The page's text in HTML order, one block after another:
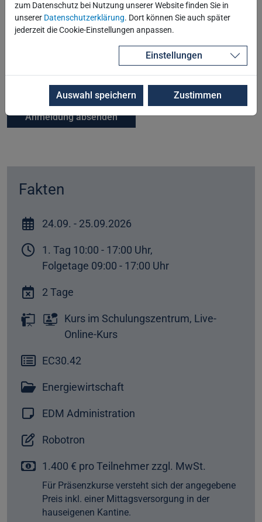
Teilnahmebedingungen
Teilnahmebedingungender Robotron
Datenbank-Software GmbH.
Fakten
24.09. - 25.09.2026
1. Tag 10:00 - 17:00 Uhr,
Folgetage 09:00 - 17:00 Uhr
2 Tage
Kurs im Schulungszentrum, Live-
Online-Kurs
EC30.42
Energiewirtschaft
EDM Administration
Robotron
1.400 € pro Teilnehmer zzgl. MwSt.
Für Präsenzkurse versteht sich der angegebene
Preis inkl. einer Mittagsversorgung in der
hauseigenen Kantine.
zum Datenschutz bei Nutzung unserer Website finden Sie in
unserer Datenschutzerklärung. Dort können Sie auch später
jederzeit die Cookie-Einstellungen anpassen.
Einstellungen
Auswahl speichern Zustimmen